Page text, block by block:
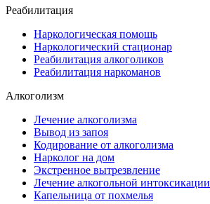
Реабилитация
Наркологическая помощь
Наркологический стационар
Реабилитация алкоголиков
Реабилитация наркоманов
Алкоголизм
Лечение алкоголизма
Вывод из запоя
Кодирование от алкоголизма
Нарколог на дом
Экстренное вытрезвление
Лечение алкогольной интоксикации
Капельница от похмелья